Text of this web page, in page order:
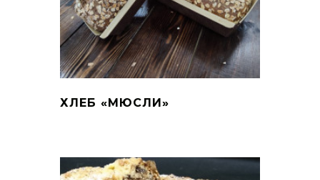
ХЛЕБ «МЮСЛИ»